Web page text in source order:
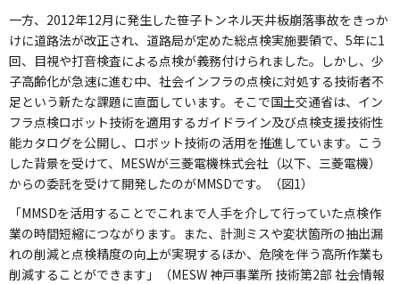
一方、2012年12月に発生した笹子トンネル天井板崩落事故をきっか
けに道路法が改正され、道路局が定めた総点検実施要領で、5年に1
回、目視や打音検査による点検が義務付けられました。しかし、少
子高齢化が急速に進む中、社会インフラの点検に対処する技術者不
足という新たな課題に直面しています。そこで国土交通省は、イン
フラ点検ロボット技術を適用するガイドライン及び点検支援技術性
能カタログを公開し、ロボット技術の活用を推進しています。こう
した背景を受けて、MESWが三菱電機株式会社（以下、三菱電機）
からの委託を受けて開発したのがMMSDです。（図1）
「MMSDを活用することでこれまで人手を介して行っていた点検作
業の時間短縮につながります。また、計測ミスや変状箇所の抽出漏
れの削減と点検精度の向上が実現するほか、危険を伴う高所作業も
削減することができます」（MESW 神戸事業所 技術第2部 社会情報